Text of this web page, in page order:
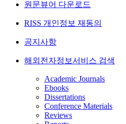
원문뷰어 다운로드
RISS 개인정보 재동의
공지사항
해외전자정보서비스 검색
Academic Journals
Ebooks
Dissertations
Conference Materials
Reviews